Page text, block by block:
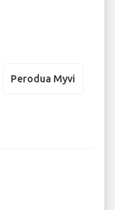
Perodua Myvi